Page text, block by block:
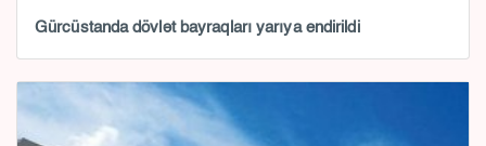
Gürcüstanda dövlət bayraqları yarıya endirildi